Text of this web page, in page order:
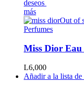
deseos
más
Out of
Perfumes
Miss Dior
L6,000
Añadir a la lista de